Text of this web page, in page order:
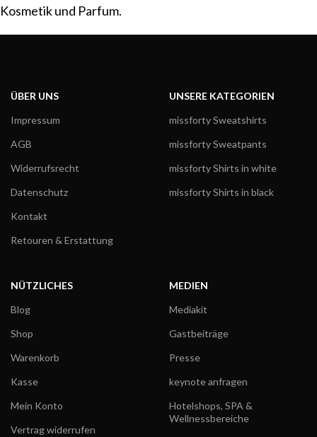
Kosmetik und Parfum.
ÜBER UNS
Impressum
AGB
Widerrufsrecht
Datenschutz
Kontakt
Retouren & Erstattung
UNSERE KATEGORIEN
missforty Sweatshirts
missforty Sweatpants
missforty Shirts in white
missforty Shirts in black
NÜTZLICHES
Blog
Shop
Warenkorb
Kasse
Mein Konto
Vertrag widerrufen
MEDIEN
Mediakit
Gastbeiträge
Presse
keynote anfragen
Hotelshops, SPA &
Wellnessbereiche